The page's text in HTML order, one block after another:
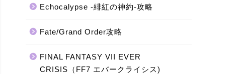
Echocalypse -緋紅の神約-攻略
Fate/Grand Order攻略
FINAL FANTASY VII EVER
CRISIS（FF7 エバークライシス)